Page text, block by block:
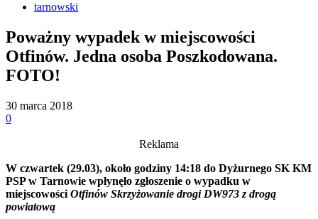
tarnowski
Poważny wypadek w miejscowości
Otfinów. Jedna osoba Poszkodowana.
FOTO!
30 marca 2018
0
Reklama
W czwartek (29.03), około godziny 14:18 do Dyżurnego SK KM
PSP w Tarnowie wpłynęło zgłoszenie o wypadku w
miejscowości Otfinów Skrzyżowanie drogi DW973 z drogą
powiatową